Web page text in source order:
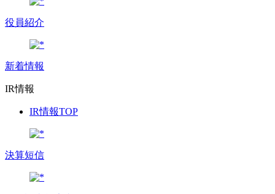
役員紹介
新着情報
IR情報
IR情報TOP
決算短信